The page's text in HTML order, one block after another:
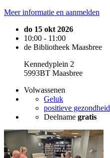
Meer informatie en aanmelden
do 15 okt 2026
10:00 - 11:00
de Bibliotheek Maasbree
Kennedyplein 2
5993BT Maasbree
Volwassenen
Geluk
positieve gezondheid
Deelname gratis